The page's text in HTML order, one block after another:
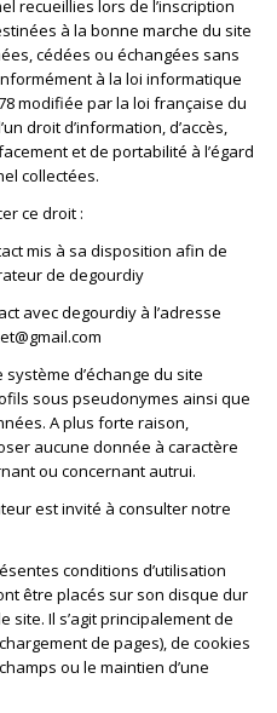
recueillies lors de l’inscription
à la bonne marche du site
cédées ou échangées sans
à la loi informatique
modifiée par la loi française du
droit d’information, d’accès,
et de portabilité à l’égard
collectées.
ce droit :
mis à sa disposition afin de
de degourdiy
avec degourdiy à l’adresse
d’échange du site
sous pseudonymes ainsi que
A plus forte raison,
aucune donnée à caractère
ou concernant autrui.
est invité à consulter notre
conditions d’utilisation
être placés sur son disque dur
site. Il s’agit principalement de
de pages), de cookies
ou le maintien d’une